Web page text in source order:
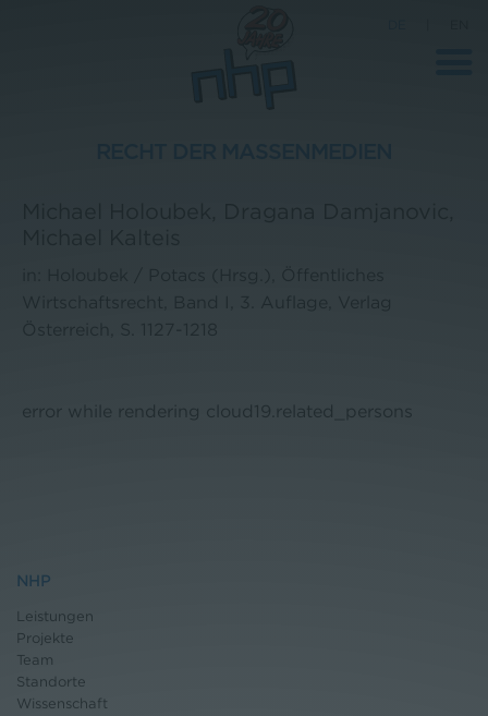
error while rendering cloud19.related_persons
NHP
Leistungen
Projekte
Team
Standorte
Wissenschaft